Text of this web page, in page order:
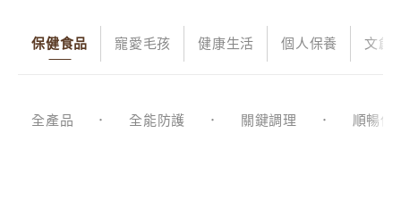
保健食品 寵愛毛孩 健康生活 個人保養 文創
全產品 全能防護 關鍵調理 順暢保